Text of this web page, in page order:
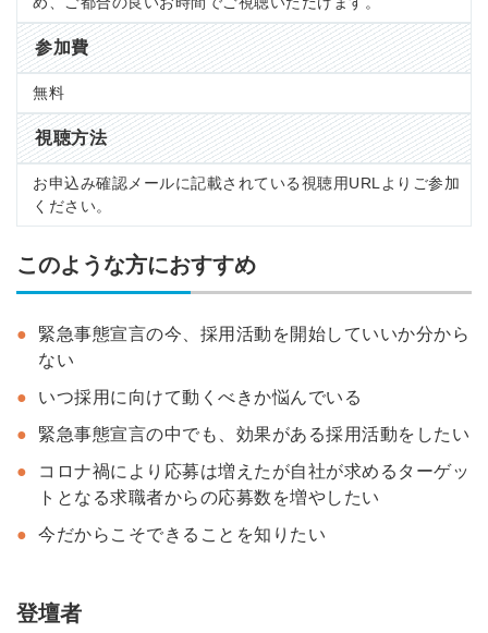
参加費
無料
視聴方法
お申込み確認メールに記載されている視聴用URLよりご参加
ください。
このような方におすすめ
緊急事態宣言の今、採用活動を開始していいか分から
ない
いつ採用に向けて動くべきか悩んでいる
緊急事態宣言の中でも、効果がある採用活動をしたい
コロナ禍により応募は増えたが自社が求めるターゲッ
トとなる求職者からの応募数を増やしたい
今だからこそできることを知りたい
登壇者